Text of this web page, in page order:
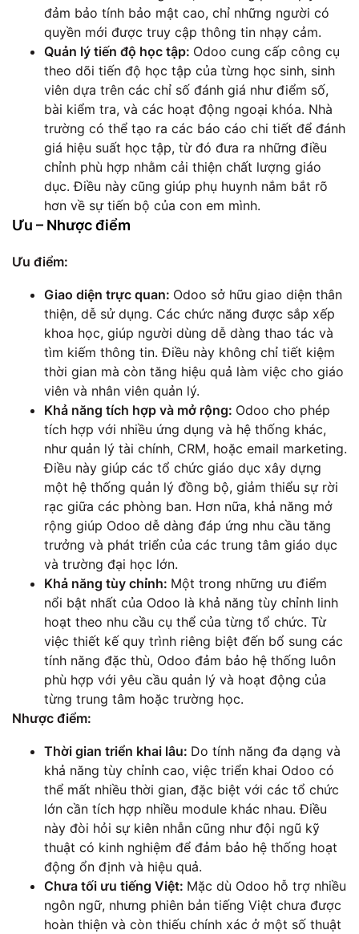
đảm bảo tính bảo mật cao, chỉ những người có
quyền mới được truy cập thông tin nhạy cảm.
Quản lý tiến độ học tập: Odoo cung cấp công cụ
theo dõi tiến độ học tập của từng học sinh, sinh
viên dựa trên các chỉ số đánh giá như điểm số,
bài kiểm tra, và các hoạt động ngoại khóa. Nhà
trường có thể tạo ra các báo cáo chi tiết để đánh
giá hiệu suất học tập, từ đó đưa ra những điều
chỉnh phù hợp nhằm cải thiện chất lượng giáo
dục. Điều này cũng giúp phụ huynh nắm bắt rõ
hơn về sự tiến bộ của con em mình.
Ưu – Nhược điểm
Ưu điểm:
Giao diện trực quan: Odoo sở hữu giao diện thân
thiện, dễ sử dụng. Các chức năng được sắp xếp
khoa học, giúp người dùng dễ dàng thao tác và
tìm kiếm thông tin. Điều này không chỉ tiết kiệm
thời gian mà còn tăng hiệu quả làm việc cho giáo
viên và nhân viên quản lý.
Khả năng tích hợp và mở rộng: Odoo cho phép
tích hợp với nhiều ứng dụng và hệ thống khác,
như quản lý tài chính, CRM, hoặc email marketing.
Điều này giúp các tổ chức giáo dục xây dựng
một hệ thống quản lý đồng bộ, giảm thiểu sự rời
rạc giữa các phòng ban. Hơn nữa, khả năng mở
rộng giúp Odoo dễ dàng đáp ứng nhu cầu tăng
trưởng và phát triển của các trung tâm giáo dục
và trường đại học lớn.
Khả năng tùy chỉnh: Một trong những ưu điểm
nổi bật nhất của Odoo là khả năng tùy chỉnh linh
hoạt theo nhu cầu cụ thể của từng tổ chức. Từ
việc thiết kế quy trình riêng biệt đến bổ sung các
tính năng đặc thù, Odoo đảm bảo hệ thống luôn
phù hợp với yêu cầu quản lý và hoạt động của
từng trung tâm hoặc trường học.
Nhược điểm:
Thời gian triển khai lâu: Do tính năng đa dạng và
khả năng tùy chỉnh cao, việc triển khai Odoo có
thể mất nhiều thời gian, đặc biệt với các tổ chức
lớn cần tích hợp nhiều module khác nhau. Điều
này đòi hỏi sự kiên nhẫn cũng như đội ngũ kỹ
thuật có kinh nghiệm để đảm bảo hệ thống hoạt
động ổn định và hiệu quả.
Chưa tối ưu tiếng Việt: Mặc dù Odoo hỗ trợ nhiều
ngôn ngữ, nhưng phiên bản tiếng Việt chưa được
hoàn thiện và còn thiếu chính xác ở một số thuật